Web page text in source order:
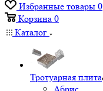
Избранные товары 0
Корзина 0
Каталог
Тротуарная плита